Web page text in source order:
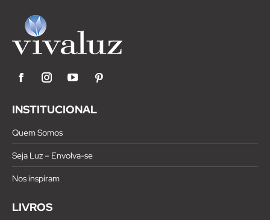
FacebookInstagramYouTube
INSTITUCIONAL
Quem Somos
Seja Luz – Envolva-se
Nos inspiram
LIVROS